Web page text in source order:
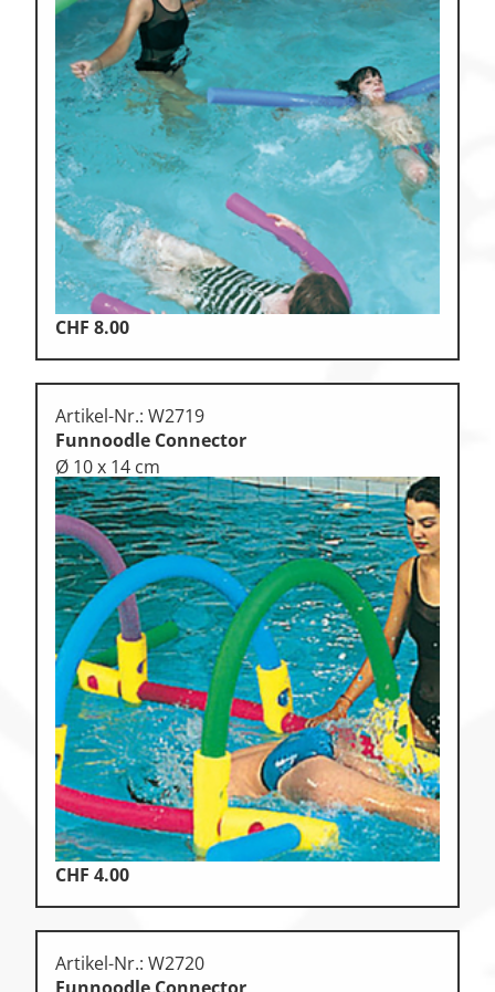
CHF 8.00
Artikel-Nr.: W2719
Funnoodle Connector
Ø 10 x 14 cm
CHF 4.00
Artikel-Nr.: W2720